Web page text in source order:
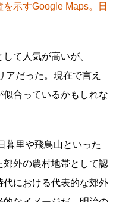
示すGoogle Maps。日
て人気が高いが、
アだった。現在で言え
合っているかもしれな
暮里や飛鳥山といった
外の農村地帯として認
における代表的な郊外